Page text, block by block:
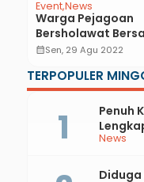
EventNews
Warga Pejagoan
Bersholawat
Majelis Mahage
calendar_monthSen, 29 Agu 2022
TERPOPULER
News
Penuh
81 RI
Diduga